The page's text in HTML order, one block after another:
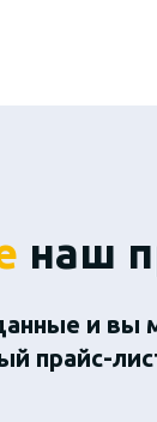
наш
и вы
прайс-